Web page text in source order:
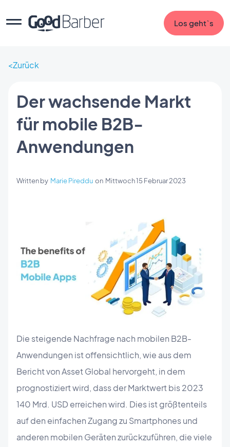
Los geht`s
Zurück
Der wachsende Markt
für mobile B2B-
Anwendungen
Written by Marie Pireddu on Mittwoch 15 Februar 2023
Die steigende Nachfrage nach mobilen B2B-
Anwendungen ist offensichtlich, wie aus dem
Bericht von Asset Global hervorgeht, in dem
prognostiziert wird, dass der Marktwert bis 2023
140 Mrd. USD erreichen wird. Dies ist größtenteils
auf den einfachen Zugang zu Smartphones und
anderen mobilen Geräten zurückzuführen, die viele